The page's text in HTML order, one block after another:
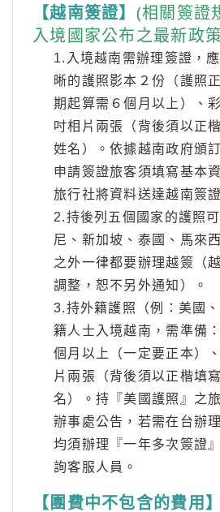
【越南簽證】 (相關簽證
入境國家公布之最新政
1.入境越南需辦理簽證，
晰的護照影本２份（護照
期起算需６個月以上）、
吋相片兩張（背後須以正
姓名）。依據越南政府頒
申請簽證旅客須填寫基本
旅行社將資料送達越南簽
2.持後列五個國家的護照
尼、新加坡、泰國、馬來
之外一律都要辦理越簽（
調整，恕不另外通知）。
3.持外籍護照（例：美國
籍人士入境越南，需準備
個月以上（一定要正本）
片兩張（背後須以正楷填
名）。持『美國護照』之
辦事處公告，若需在台辦
均須辦理『一年多次簽證
詢客服人員。
【團費中不包含的費用】